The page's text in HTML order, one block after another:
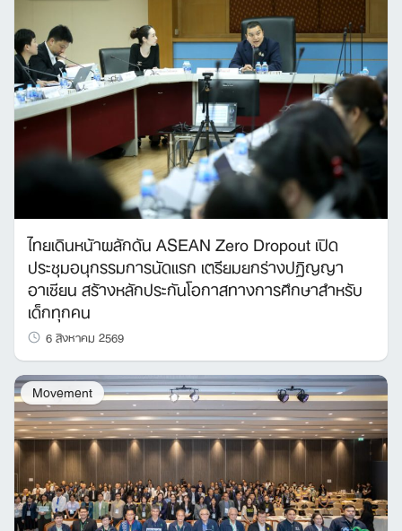
Search
for:
ไทยเดินหน้าผลักดัน ASEAN Zero Dropout เปิด
ประชุมอนุกรรมการนัดแรก เตรียมยกร่างปฏิญญา
อาเซียน สร้างหลักประกันโอกาสทางการศึกษาสำหรับ
เด็กทุกคน
6 สิงหาคม 2569
Movement